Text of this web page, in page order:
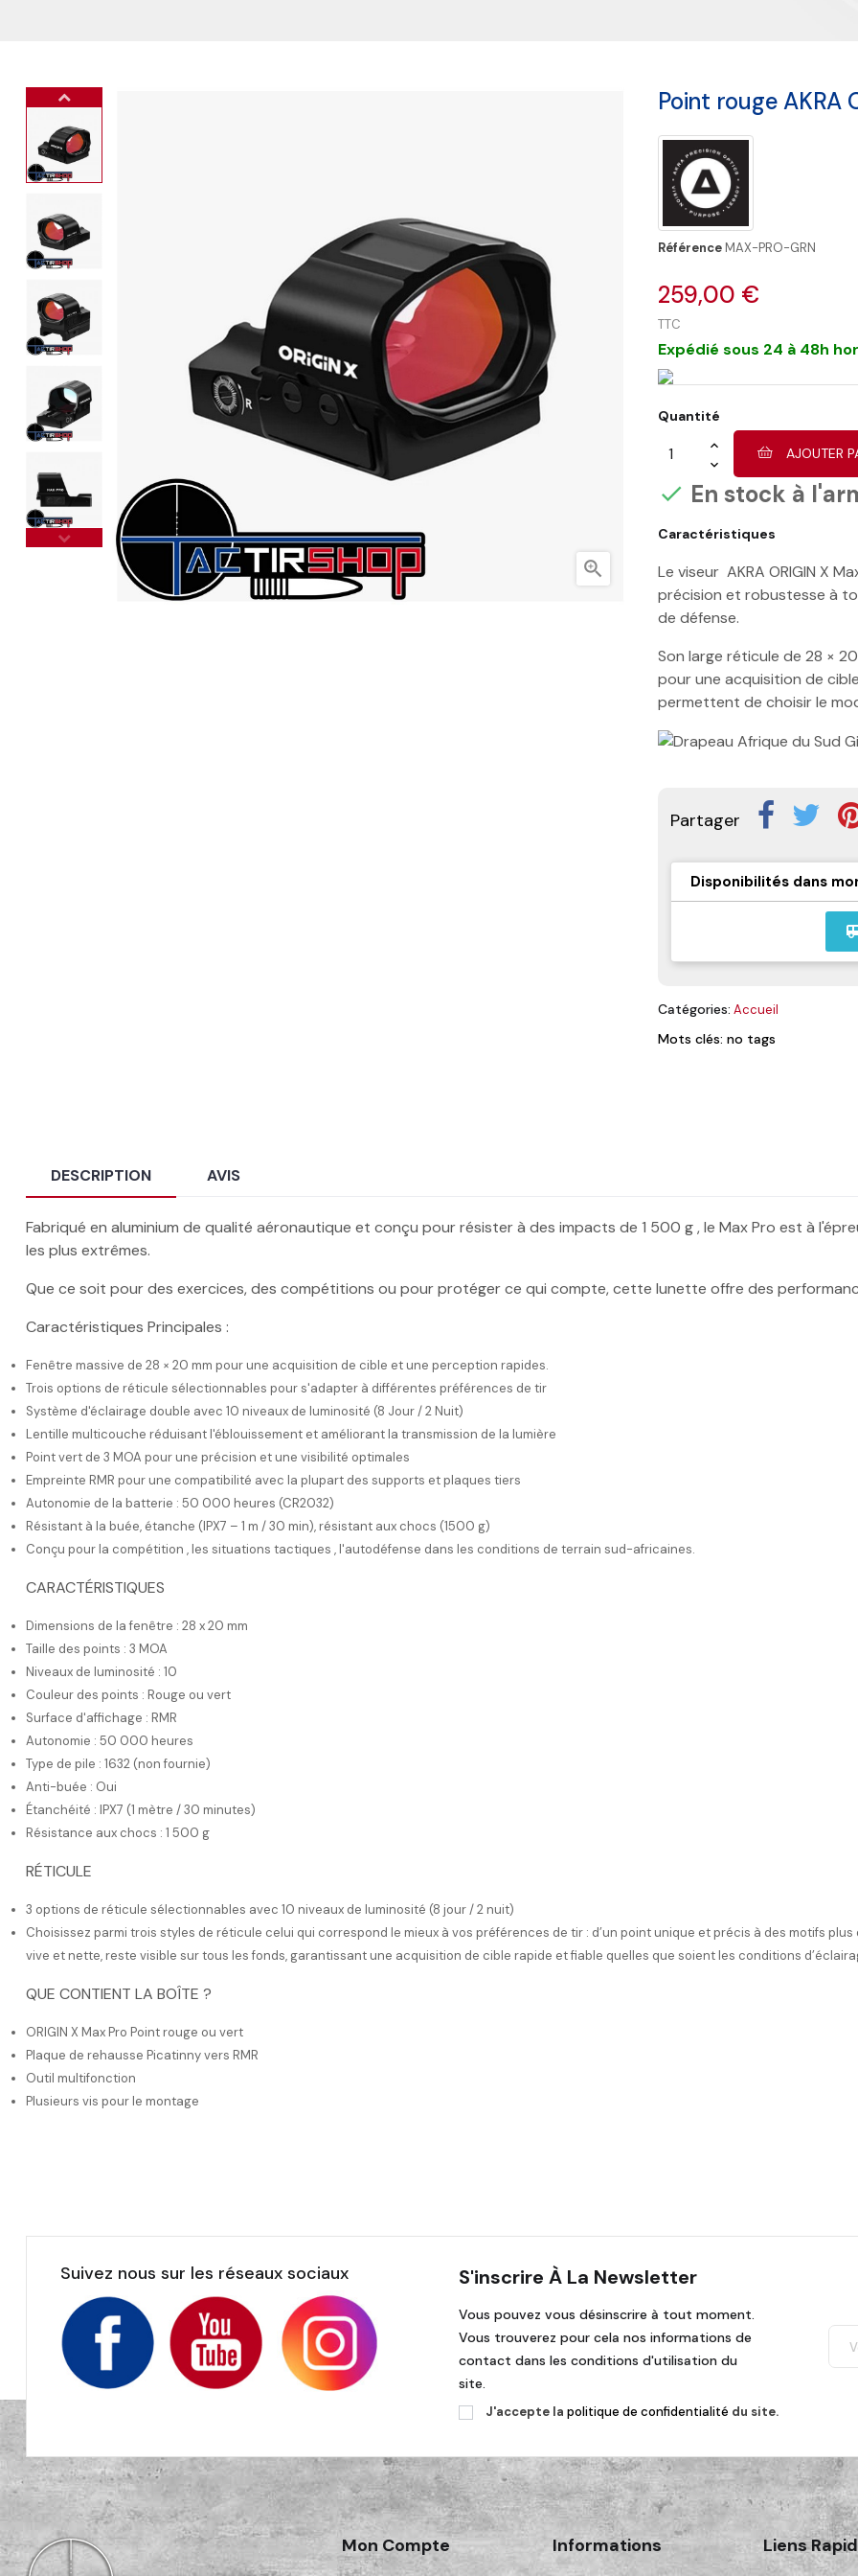

Point rouge AKRA
RéférenceMAX-PRO-GRN
259,00 €
TTC
Expédié sous 24 à 48h
Quantité
AJOUTER
 En stock à
Caractéristiques
Le viseur AKRA ORIGIN X
précision et robustesse à
de défense.
Son large réticule de 28 ×
pour une acquisition de
permettent de choisir le
Partager
Disponibilités dans
Catégories: Accueil
Mots clés: no tags
DESCRIPTION AVIS
Fabriqué en aluminium de qualité aéronautique et conçu pour résister à des impacts de 1 500 g , le Max Pro est à
les plus extrêmes.
Que ce soit pour des exercices, des compétitions ou pour protéger ce qui compte, cette lunette offre des
Caractéristiques Principales :
Fenêtre massive de 28 × 20 mm pour une acquisition de cible et une perception rapides.
Trois options de réticule sélectionnables pour s'adapter à différentes préférences de tir
Système d'éclairage double avec 10 niveaux de luminosité (8 Jour / 2 Nuit)
Lentille multicouche réduisant l'éblouissement et améliorant la transmission de la lumière
Point vert de 3 MOA pour une précision et une visibilité optimales
Empreinte RMR pour une compatibilité avec la plupart des supports et plaques tiers
Autonomie de la batterie : 50 000 heures (CR2032)
Résistant à la buée, étanche (IPX7 – 1 m / 30 min), résistant aux chocs (1500 g)
Conçu pour la compétition , les situations tactiques , l'autodéfense dans les conditions de terrain sud-africaines.
CARACTÉRISTIQUES
Dimensions de la fenêtre : 28 x 20 mm
Taille des points : 3 MOA
Niveaux de luminosité : 10
Couleur des points : Rouge ou vert
Surface d'affichage : RMR
Autonomie : 50 000 heures
Type de pile : 1632 (non fournie)
Anti-buée : Oui
Étanchéité : IPX7 (1 mètre / 30 minutes)
Résistance aux chocs : 1 500 g
RÉTICULE
3 options de réticule sélectionnables avec 10 niveaux de luminosité (8 jour / 2 nuit)
Choisissez parmi trois styles de réticule celui qui correspond le mieux à vos préférences de tir : d’un point unique et précis à des motifs
vive et nette, reste visible sur tous les fonds, garantissant une acquisition de cible rapide et fiable quelles que soient les conditions
QUE CONTIENT LA BOÎTE ?
ORIGIN X Max Pro Point rouge ou vert
Plaque de rehausse Picatinny vers RMR
Outil multifonction
Plusieurs vis pour le montage
Suivez nous sur les réseaux sociaux S'inscrire À La Newsletter
Vous pouvez vous désinscrire à tout moment.
Vous trouverez pour cela nos informations de
contact dans les conditions d'utilisation du
site.
J'accepte la politique de confidentialité du site.
Mon Compte Informations Liens